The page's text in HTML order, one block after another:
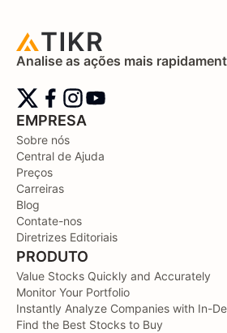
Analise as ações mais
EMPRESA
Sobre nós
Central de Ajuda
Preços
Carreiras
Blog
Contate-nos
Diretrizes Editoriais
PRODUTO
Value Stocks Quickly and Accurately
Monitor Your Portfolio
Instantly Analyze Companies with In-
Find the Best Stocks to Buy